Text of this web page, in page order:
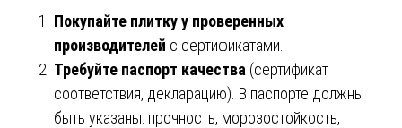
Покупайте плитку у проверенных
производителей с сертификатами.
Требуйте паспорт качества (сертификат
соответствия, декларацию). В паспорте должны
быть указаны: прочность, морозостойкость,